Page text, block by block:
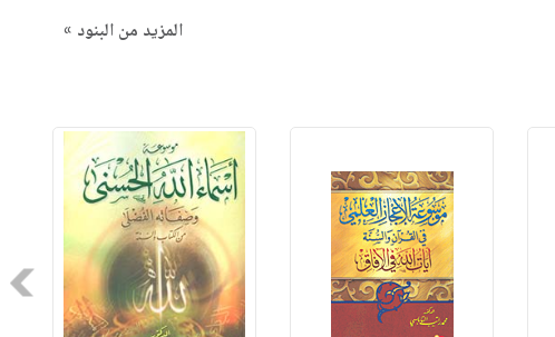
المزيد من البنود »